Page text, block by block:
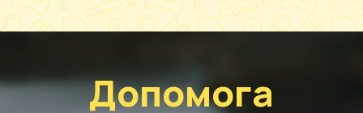
Допомога